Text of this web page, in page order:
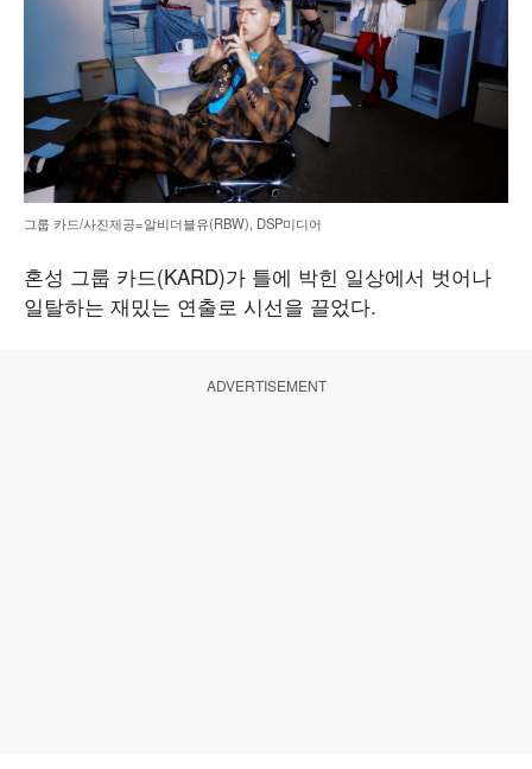
그룹 카드/사진제공=알비더블유(RBW), DSP미디어
혼성 그룹 카드(KARD)가 틀에 박힌 일상에서 벗어나
일탈하는 재밌는 연출로 시선을 끌었다.
ADVERTISEMENT